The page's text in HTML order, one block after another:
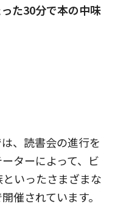
た30分で本の中味
、読書会の進行を
ターによって、ビ
いったさまざまな
催されています。